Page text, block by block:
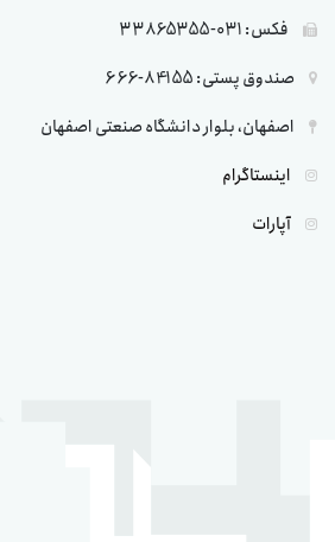
فکس: 031-33865355
صندوق پستی: 84155-666
اصفهان، بلوار دانشگاه صنعتی اصفهان
اینستاگرام
آپارات